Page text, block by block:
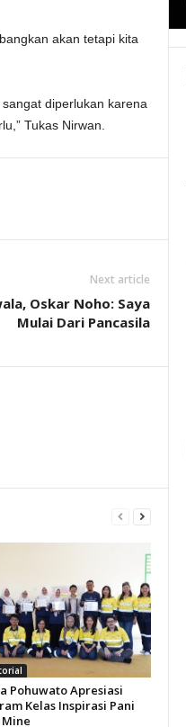
akan tetapi kita
diperlukan karena
Tukas Nirwan.
Next article
Oskar Noho: Saya
Mulai Dari Pancasila
Pohuwato Apresiasi
Kelas Inspirasi Pani